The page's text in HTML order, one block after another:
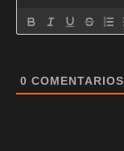
0 COMENTARIOS